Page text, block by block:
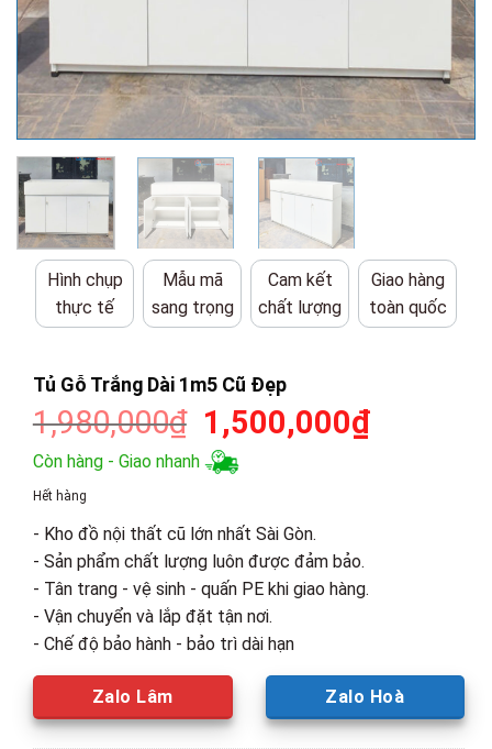
Hình chụp
thực tế
Mẫu mã
sang trọng
Cam kết
chất lượng
Giao hàng
toàn quốc
Tủ Gỗ Trắng Dài 1m5 Cũ Đẹp
1,980,000₫ Giá
gốc
là:
1,500,000₫Giá
Còn hàng - Giao nhanh
Hết hàng
- Kho đồ nội thất cũ lớn nhất Sài Gòn.
- Sản phẩm chất lượng luôn được đảm bảo.
- Tân trang - vệ sinh - quấn PE khi giao hàng.
- Vận chuyển và lắp đặt tận nơi.
- Chế độ bảo hành - bảo trì dài hạn
Zalo Lâm Zalo Hoà